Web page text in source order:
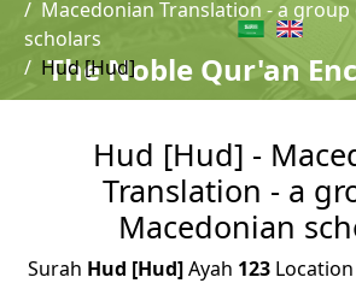
The Noble Qur'an
Macedonian Translation - a
scholars
Hud [Hud]
Hud [Hud] -
Translation - a
Macedonian
Surah Hud [Hud]Ayah 123Location